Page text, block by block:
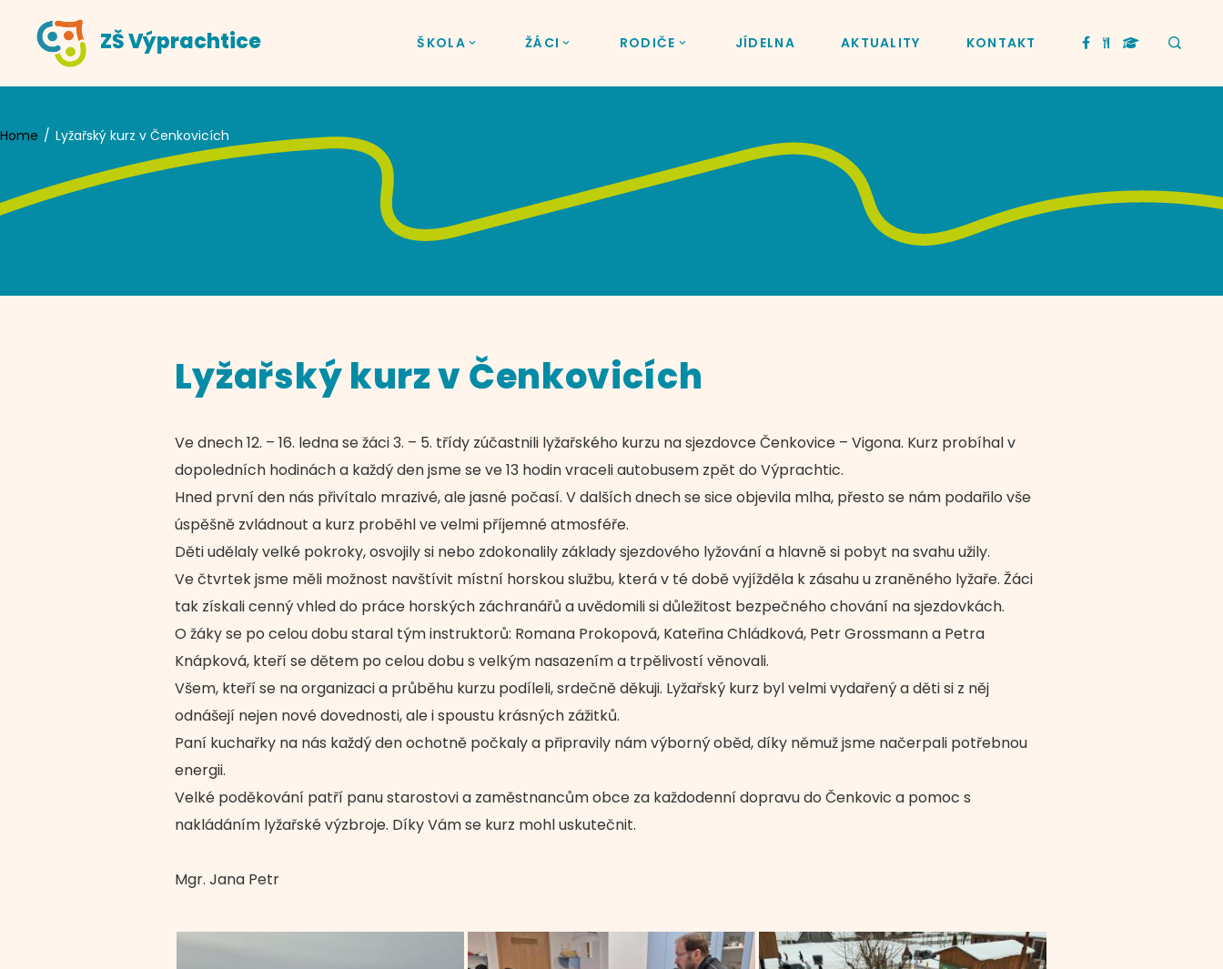
content
ZŠ Výprachtice ŠKOLA ŽÁCI RODIČE JÍDELNA AKTUALITY KONTAKT
Home Lyžařský kurz v Čenkovicích
Lyžařský kurz v Čenkovicích
Ve dnech 12. – 16. ledna se žáci 3. – 5. třídy zúčastnili lyžařského kurzu na sjezdovce Čenkovice – Vigona. Kurz probíhal v
dopoledních hodinách a každý den jsme se ve 13 hodin vraceli autobusem zpět do Výprachtic.
Hned první den nás přivítalo mrazivé, ale jasné počasí. V dalších dnech se sice objevila mlha, přesto se nám podařilo vše
úspěšně zvládnout a kurz proběhl ve velmi příjemné atmosféře.
Děti udělaly velké pokroky, osvojily si nebo zdokonalily základy sjezdového lyžování a hlavně si pobyt na svahu užily.
Ve čtvrtek jsme měli možnost navštívit místní horskou službu, která v té době vyjížděla k zásahu u zraněného lyžaře. Žáci
tak získali cenný vhled do práce horských záchranářů a uvědomili si důležitost bezpečného chování na sjezdovkách.
O žáky se po celou dobu staral tým instruktorů: Romana Prokopová, Kateřina Chládková, Petr Grossmann a Petra
Knápková, kteří se dětem po celou dobu s velkým nasazením a trpělivostí věnovali.
Všem, kteří se na organizaci a průběhu kurzu podíleli, srdečně děkuji. Lyžařský kurz byl velmi vydařený a děti si z něj
odnášejí nejen nové dovednosti, ale i spoustu krásných zážitků.
Paní kuchařky na nás každý den ochotně počkaly a připravily nám výborný oběd, díky němuž jsme načerpali potřebnou
energii.
Velké poděkování patří panu starostovi a zaměstnancům obce za každodenní dopravu do Čenkovic a pomoc s
nakládáním lyžařské výzbroje. Díky Vám se kurz mohl uskutečnit.
Mgr. Jana Petr